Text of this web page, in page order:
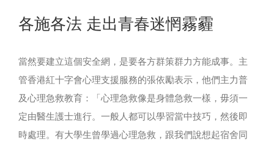
各施各法 走出青春迷惘霧霾
當然要建立這個安全網，是要各方群策群力方能成事。主
管香港紅十字會心理支援服務的張依勵表示，他們主力普
及心理急救教育：「心理急救像是身體急救一樣，毋須一
定由醫生護士進行。一般人都可以學習當中技巧，然後即
時處理。有大學生曾學過心理急救，跟我們說想起宿舍同